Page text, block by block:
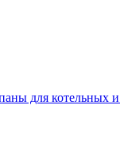
для котельных